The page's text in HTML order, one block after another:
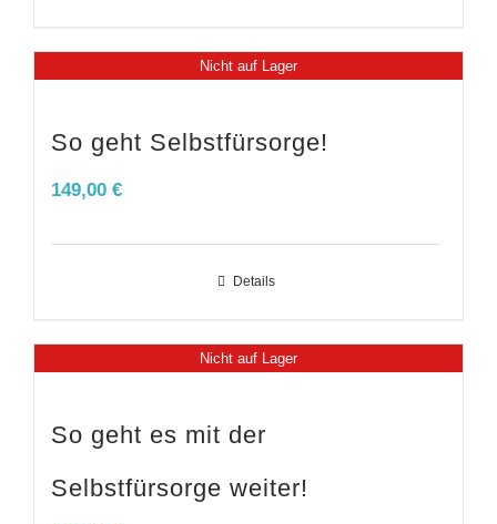
Nicht auf Lager
So geht Selbstfürsorge!
149,00 €
Details
Nicht auf Lager
So geht es mit der
Selbstfürsorge weiter!